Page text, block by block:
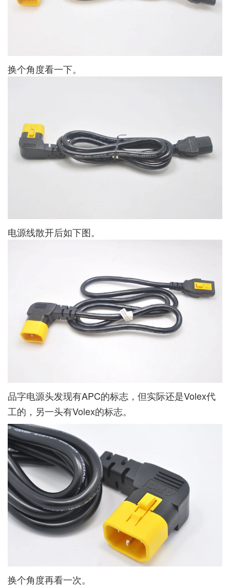
换个角度看一下。
电源线散开后如下图。
品字电源头发现有APC的标志，但实际还是Volex代
工的，另一头有Volex的标志。
换个角度再看一次。